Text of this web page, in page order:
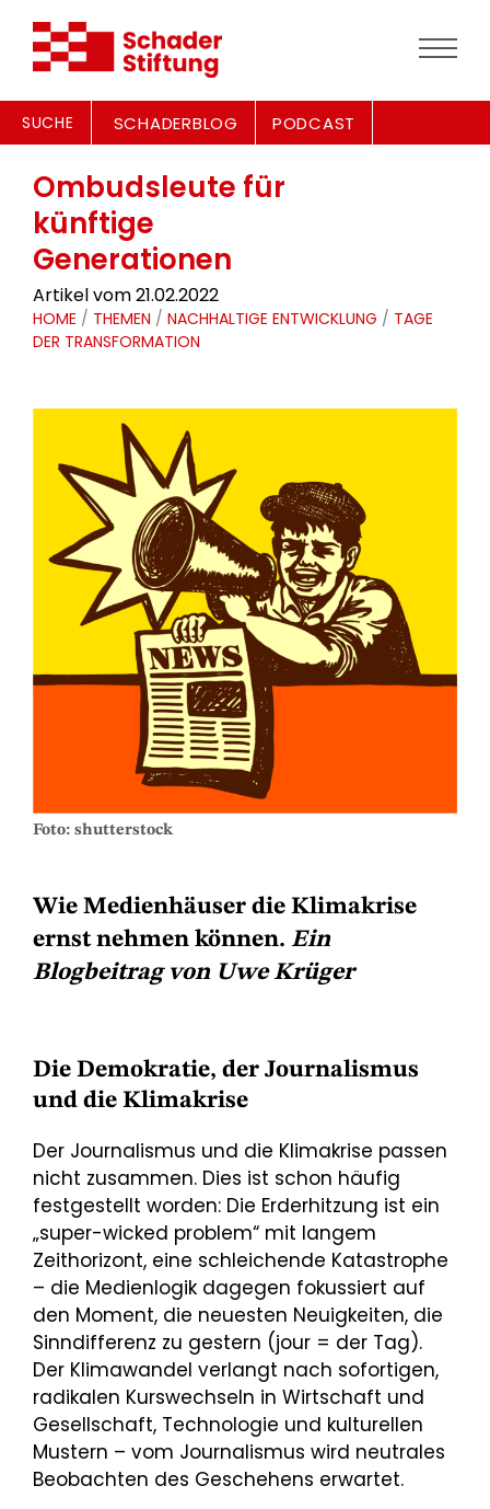
SUCHE SCHADERBLOG PODCAST
Ombudsleute für
künftige
Generationen
Artikel vom 21.02.2022
HOME / THEMEN / NACHHALTIGE ENTWICKLUNG / TAGE
DER TRANSFORMATION
Foto: shutterstock
Wie Medienhäuser die Klimakrise
ernst nehmen können. Ein
Blogbeitrag von Uwe Krüger
Die Demokratie, der Journalismus
und die Klimakrise
Der Journalismus und die Klimakrise passen
nicht zusammen. Dies ist schon häufig
festgestellt worden: Die Erderhitzung ist ein
„super-wicked problem“ mit langem
Zeithorizont, eine schleichende Katastrophe
– die Medienlogik dagegen fokussiert auf
den Moment, die neuesten Neuigkeiten, die
Sinndifferenz zu gestern (jour = der Tag).
Der Klimawandel verlangt nach sofortigen,
radikalen Kurswechseln in Wirtschaft und
Gesellschaft, Technologie und kulturellen
Mustern – vom Journalismus wird neutrales
Beobachten des Geschehens erwartet.